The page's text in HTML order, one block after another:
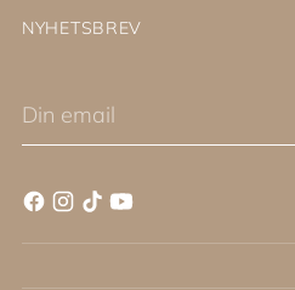
NYHETSBREV
Din